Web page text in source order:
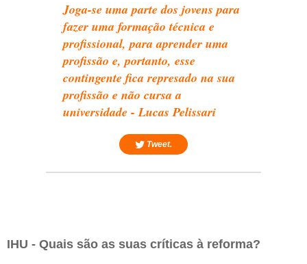
Joga-se uma parte dos jovens para
fazer uma formação técnica e
profissional, para aprender uma
profissão e, portanto, esse
contingente fica represado na sua
profissão e não cursa a
universidade - Lucas Pelissari
Tweet.
IHU - Quais são as suas críticas à reforma?